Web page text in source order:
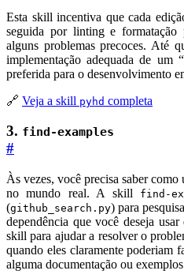
Esta skill incentiva que cada
seguida por linting e
alguns problemas precoces. Até
implementação adequada de um
preferida para o desenvolvimento
🔗 Veja a skill pyhd completa
3. find-examples
#
Às vezes, você precisa saber
no mundo real. A skill
find-
(github_search.py) para
dependência que você deseja
skill para ajudar a resolver o
quando eles claramente poderiam
alguma documentação ou